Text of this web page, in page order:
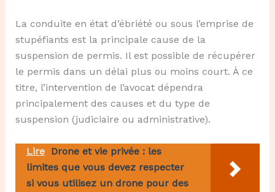
La conduite en état d’ébriété ou sous l’emprise de
stupéfiants est la principale cause de la
suspension de permis. Il est possible de récupérer
le permis dans un délai plus ou moins court. À ce
titre, l’intervention de l’avocat dépendra
principalement des causes et du type de
suspension (judiciaire ou administrative).
Lire Drone et vie privée : les
limites que vous devez respecter
si vous utilisez un drone pour des